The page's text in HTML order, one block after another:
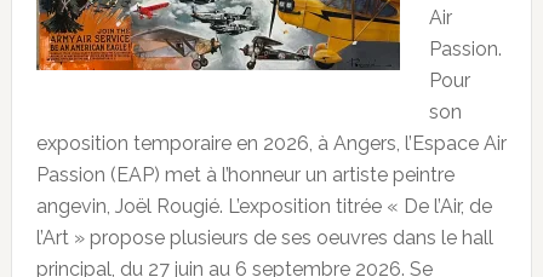
Air
Passion.
Pour
son
exposition temporaire en 2026, à Angers, l’Espace Air
Passion (EAP) met à l’honneur un artiste peintre
angevin, Joël Rougié. L’exposition titrée « De l’Air, de
l’Art » propose plusieurs de ses oeuvres dans le hall
principal, du 27 juin au 6 septembre 2026. Se